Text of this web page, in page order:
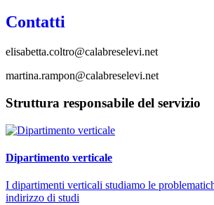
Contatti
elisabetta.coltro@calabreselevi.net
martina.rampon@calabreselevi.net
Struttura responsabile del servizio
Dipartimento verticale
I dipartimenti verticali studiamo le
indirizzo di studi